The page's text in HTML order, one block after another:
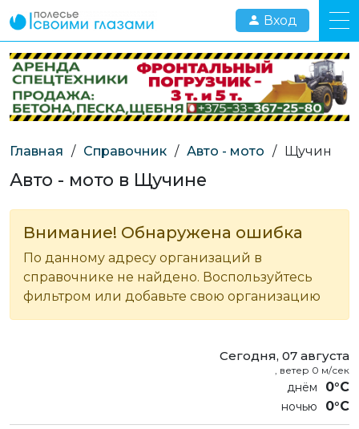
Вход
Главная / Справочник / Авто - мото / Щучин
Авто - мото в Щучине
Внимание! Обнаружена ошибка
По данному адресу организаций в
справочнике не найдено. Воспользуйтесь
фильтром или добавьте свою организацию
Сегодня, 07 августа
, ветер 0 м/сек
0°C
0°C